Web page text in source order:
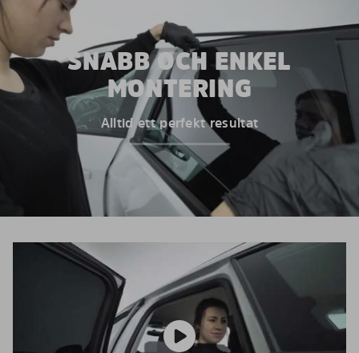
SNABB OCH ENKEL
MONTERING
Alltid ett perfekt resultat